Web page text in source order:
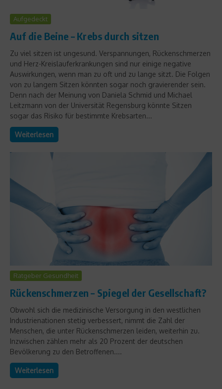
Aufgedeckt
Auf die Beine – Krebs durch sitzen
Zu viel sitzen ist ungesund. Verspannungen, Rückenschmerzen
und Herz-Kreislauferkrankungen sind nur einige negative
Auswirkungen, wenn man zu oft und zu lange sitzt. Die Folgen
von zu langem Sitzen könnten sogar noch gravierender sein.
Denn nach der Meinung von Daniela Schmid und Michael
Leitzmann von der Universität Regensburg könnte Sitzen
sogar das Risiko für bestimmte Krebsarten...
Weiterlesen
Ratgeber Gesundheit
Rückenschmerzen – Spiegel der Gesellschaft?
Obwohl sich die medizinische Versorgung in den westlichen
Industrienationen stetig verbessert, nimmt die Zahl der
Menschen, die unter Rückenschmerzen leiden, weiterhin zu.
Inzwischen zählen mehr als 20 Prozent der deutschen
Bevölkerung zu den Betroffenen....
Weiterlesen